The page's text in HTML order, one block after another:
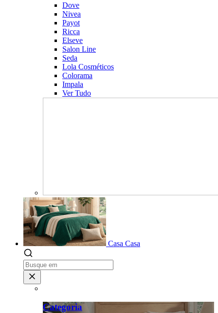
Dove
Nivea
Payot
Ricca
Elseve
Salon Line
Seda
Lola Cosméticos
Colorama
Impala
Ver Tudo
Casa Casa
Categoria